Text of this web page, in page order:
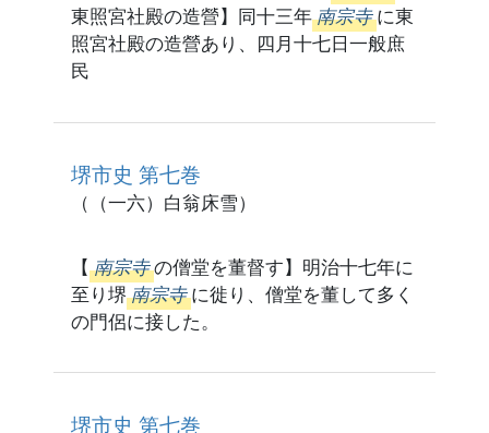
東照宮社殿の造營】同十三年 南宗寺 に東
照宮社殿の造營あり、四月十七日一般庶
民
堺市史 第七巻
（（一六）白翁床雪）
【 南宗寺 の僧堂を董督す】明治十七年に
至り堺 南宗寺 に徙り、僧堂を董して多く
の門侶に接した。
堺市史 第七巻